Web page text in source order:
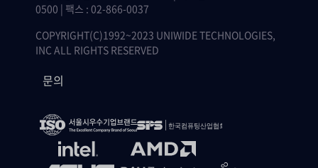
0500 | 팩스 : 02-866-0037
COPYRIGHT(C)1992~2023 UNIWIDE TECHNOLOGIES,
INC ALL RIGHTS RESERVED
문의